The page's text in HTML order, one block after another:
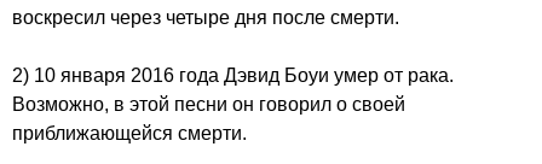
воскресил через четыре дня после смерти.
2) 10 января 2016 года Дэвид Боуи умер от рака.
Возможно, в этой песни он говорил о своей
приближающейся смерти.